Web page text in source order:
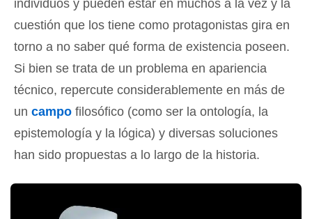
individuos y pueden estar en muchos a la vez y la
cuestión que los tiene como protagonistas gira en
torno a no saber qué forma de existencia poseen.
Si bien se trata de un problema en apariencia
técnico, repercute considerablemente en más de
un campo filosófico (como ser la ontología, la
epistemología y la lógica) y diversas soluciones
han sido propuestas a lo largo de la historia.